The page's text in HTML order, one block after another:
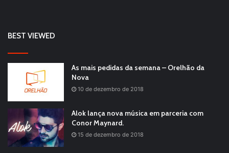
BEST VIEWED
As mais pedidas da semana – Orelhão da
Nova
10 de dezembro de 2018
Alok lança nova música em parceria com
Conor Maynard.
15 de dezembro de 2018